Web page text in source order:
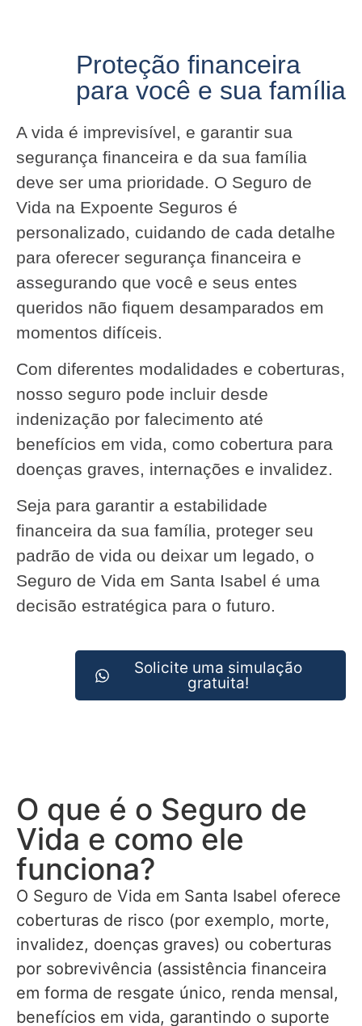
Proteção financeira
para você e sua família
A vida é imprevisível, e garantir sua
segurança financeira e da sua família
deve ser uma prioridade. O Seguro de
Vida na Expoente Seguros é
personalizado, cuidando de cada detalhe
para oferecer segurança financeira e
assegurando que você e seus entes
queridos não fiquem desamparados em
momentos difíceis.
Com diferentes modalidades e coberturas,
nosso seguro pode incluir desde
indenização por falecimento até
benefícios em vida, como cobertura para
doenças graves, internações e invalidez.
Seja para garantir a estabilidade
financeira da sua família, proteger seu
padrão de vida ou deixar um legado, o
Seguro de Vida em Santa Isabel é uma
decisão estratégica para o futuro.
Solicite uma simulação
gratuita!
O que é o Seguro de
Vida e como ele
funciona?
O Seguro de Vida em Santa Isabel oferece
coberturas de risco (por exemplo, morte,
invalidez, doenças graves) ou coberturas
por sobrevivência (assistência financeira
em forma de resgate único, renda mensal,
benefícios em vida, garantindo o suporte